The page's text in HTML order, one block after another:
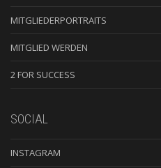
MITGLIEDERPORTRAITS
MITGLIED WERDEN
2 FOR SUCCESS
SOCIAL
INSTAGRAM